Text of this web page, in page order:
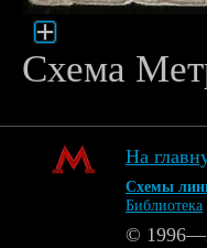
Схема
На
Схемы
Библиотека
©